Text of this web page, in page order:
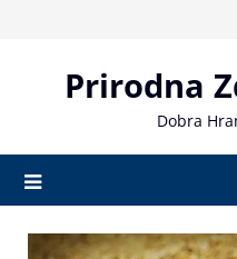
Prirodna
Dobra